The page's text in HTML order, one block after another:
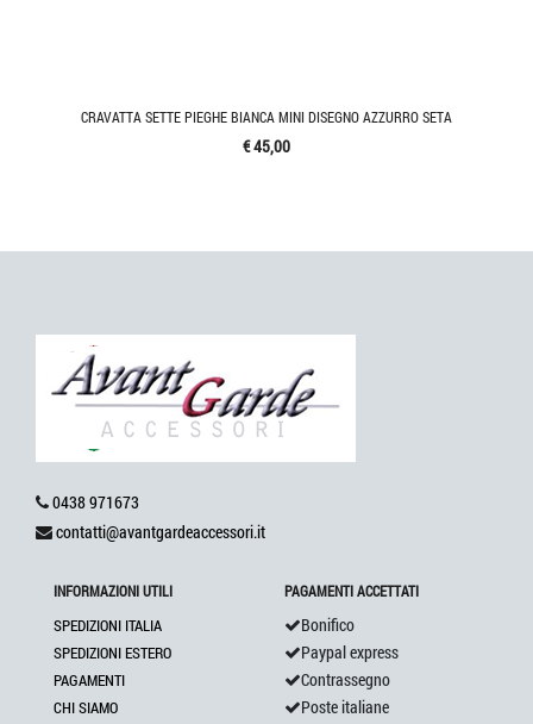
CRAVATTA SETTE PIEGHE BIANCA MINI DISEGNO AZZURRO SETA
€ 45,00
0438 971673
contatti@avantgardeaccessori.it
INFORMAZIONI UTILI
SPEDIZIONI ITALIA
SPEDIZIONI ESTERO
PAGAMENTI
CHI SIAMO
PAGAMENTI ACCETTATI
Bonifico
Paypal express
Contrassegno
Poste italiane